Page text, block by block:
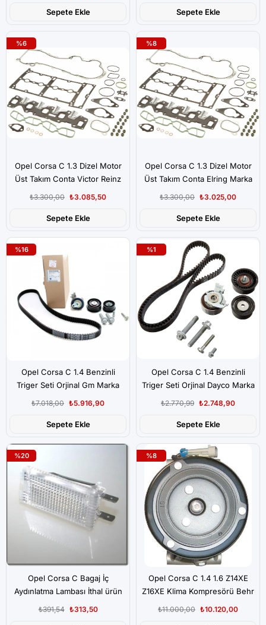
Sepete Ekle Sepete Ekle
Opel Corsa C 1.3 Dizel Motor
Üst Takım Conta Victor Reinz
₺3.085,50
₺3.300,00
Sepete Ekle
%6
Opel Corsa C 1.3 Dizel Motor
Üst Takım Conta Elring Marka
₺3.025,00
₺3.300,00
Sepete Ekle
%8
Opel Corsa C 1.4 Benzinli
Triger Seti Orjinal Gm Marka
₺5.916,90
₺7.018,00
Sepete Ekle
%16
Opel Corsa C 1.4 Benzinli
Triger Seti Orjinal Dayco Marka
₺2.748,90
₺2.770,99
Sepete Ekle
%1
Opel Corsa C Bagaj İç
Aydınlatma Lambası İthal ürün
₺313,50
₺391,54
%20
Opel Corsa C 1.4 1.6 Z14XE
Z16XE Klima Kompresörü Behr
₺10.120,00
₺11.000,00
%8